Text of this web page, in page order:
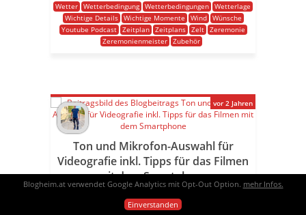
Wetter Wetterbedingung Wetterbedingungen Wetterlage
Wichtige Details
Wichtige Momente Wind
Wünsche
Youtube Podcast
Zeitplan Zeitplans Zelt
Zeremonie
Zeremonienmeister Zubehör
Ton und Mikrofon-Auswahl für
Videografie inkl. Tipps für das Filmen
mit dem Smartphone
Die Bedeutung der richtigen Ton- und
Mikrofonwahl für deine Videografie Die Qualität
vor 2 Jahren
Blogheim.at verwendet Google Analytics mit Opt-Out Option. mehr Infos.
Einverstanden